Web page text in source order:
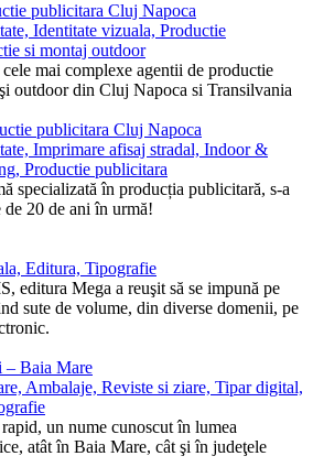
publicitara Cluj Napoca
Identitate vizuala, Productie
si montaj outdoor
mai complexe agentii de productie
outdoor din Cluj Napoca si Transilvania
publicitara Cluj Napoca
Imprimare afisaj stradal, Indoor &
Productie publicitara
specializată în producția publicitară, s-a
de 20 de ani în urmă!
Editura, Tipografie
editura Mega a reuşit să se impună pe
sute de volume, din diverse domenii, pe
– Baia Mare
Ambalaje, Reviste si ziare, Tipar digital,
un nume cunoscut în lumea
atât în Baia Mare, cât şi în judeţele